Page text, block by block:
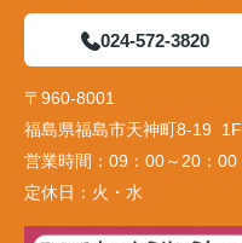
024-572-3820
〒960-8001
福島県福島市天神町8-19 1F
営業時間： 09：00～20：00
定休日： 火・水